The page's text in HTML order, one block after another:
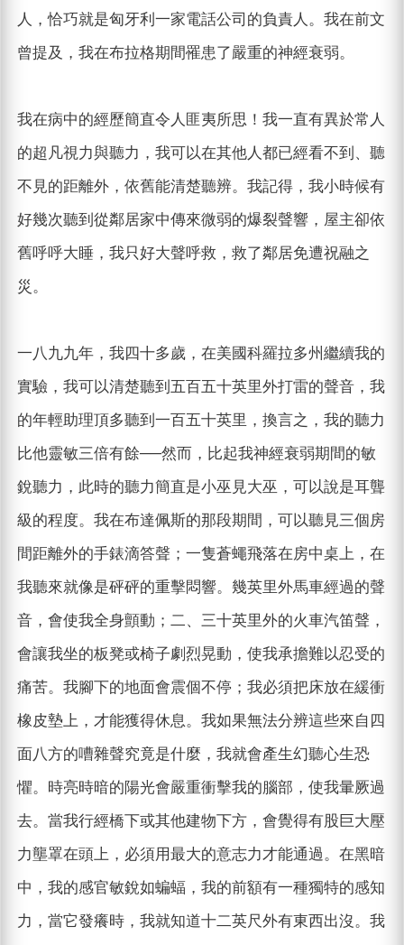
人，恰巧就是匈牙利一家電話公司的負責人。我在前文
曾提及，我在布拉格期間罹患了嚴重的神經衰弱。
我在病中的經歷簡直令人匪夷所思！我一直有異於常人
的超凡視力與聽力，我可以在其他人都已經看不到、聽
不見的距離外，依舊能清楚聽辨。我記得，我小時候有
好幾次聽到從鄰居家中傳來微弱的爆裂聲響，屋主卻依
舊呼呼大睡，我只好大聲呼救，救了鄰居免遭祝融之
災。
一八九九年，我四十多歲，在美國科羅拉多州繼續我的
實驗，我可以清楚聽到五百五十英里外打雷的聲音，我
的年輕助理頂多聽到一百五十英里，換言之，我的聽力
比他靈敏三倍有餘──然而，比起我神經衰弱期間的敏
銳聽力，此時的聽力簡直是小巫見大巫，可以說是耳聾
級的程度。我在布達佩斯的那段期間，可以聽見三個房
間距離外的手錶滴答聲；一隻蒼蠅飛落在房中桌上，在
我聽來就像是砰砰的重擊悶響。幾英里外馬車經過的聲
音，會使我全身顫動；二、三十英里外的火車汽笛聲，
會讓我坐的板凳或椅子劇烈晃動，使我承擔難以忍受的
痛苦。我腳下的地面會震個不停；我必須把床放在緩衝
橡皮墊上，才能獲得休息。我如果無法分辨這些來自四
面八方的嘈雜聲究竟是什麼，我就會產生幻聽心生恐
懼。時亮時暗的陽光會嚴重衝擊我的腦部，使我暈厥過
去。當我行經橋下或其他建物下方，會覺得有股巨大壓
力壟罩在頭上，必須用最大的意志力才能通過。在黑暗
中，我的感官敏銳如蝙蝠，我的前額有一種獨特的感知
力，當它發癢時，我就知道十二英尺外有東西出沒。我